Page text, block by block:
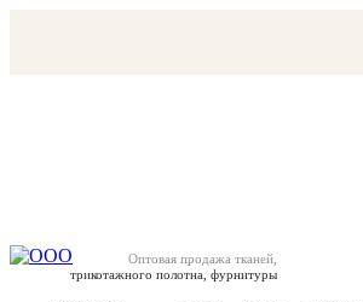
Оптовая продажа тканей,
трикотажного полотна, фурнитуры